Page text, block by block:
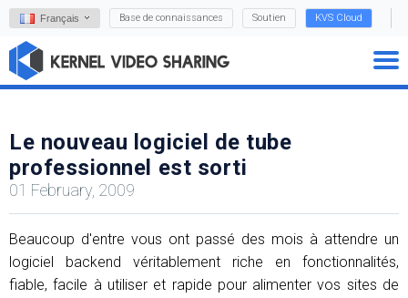
Français Base de connaissances Soutien KVS Cloud
Le nouveau logiciel de tube
professionnel est sorti
01 February, 2009
Beaucoup d'entre vous ont passé des mois à attendre un
logiciel backend véritablement riche en fonctionnalités,
fiable, facile à utiliser et rapide pour alimenter vos sites de